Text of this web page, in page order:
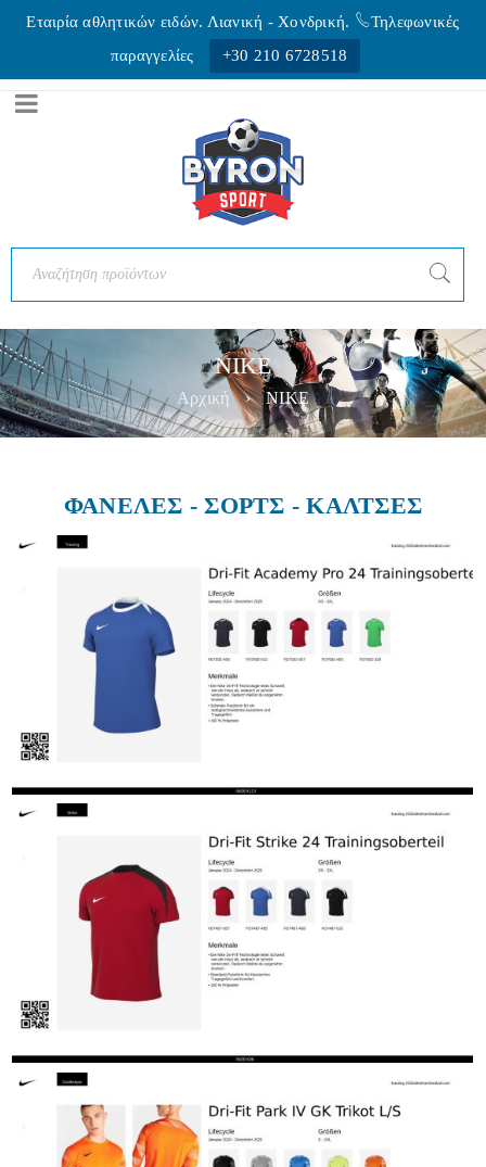
Εταιρία αθλητικών ειδών. Λιανική - Xονδρική.
Τηλεφωνικές
παραγγελίες
+30 210 6728518
NIKE
Αρχική › NIKE
ΦΑΝΕΛΕΣ - ΣΟΡΤΣ - ΚΑΛΤΣΕΣ